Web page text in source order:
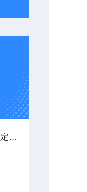
如何用生化培养箱做BOD5测定实验